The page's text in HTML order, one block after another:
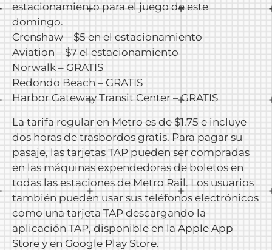
estacionamiento para el juego de este
domingo.
Crenshaw – $5 en el estacionamiento
Aviation – $7 el estacionamiento
Norwalk – GRATIS
Redondo Beach – GRATIS
Harbor Gateway Transit Center – GRATIS
La tarifa regular en Metro es de $1.75 e incluye
dos horas de trasbordos gratis. Para pagar su
pasaje, las tarjetas TAP pueden ser compradas
en las máquinas expendedoras de boletos en
todas las estaciones de Metro Rail. Los usuarios
también pueden usar sus teléfonos electrónicos
como una tarjeta TAP descargando la
aplicación TAP, disponible en la Apple App
Store y en Google Play Store.